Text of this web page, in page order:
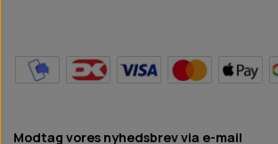
Modtag vores nyhedsbrev via e-mail